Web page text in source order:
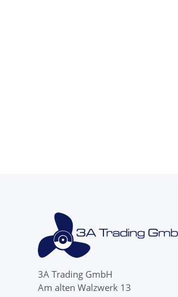
3A Trading GmbH
Am alten Walzwerk 13